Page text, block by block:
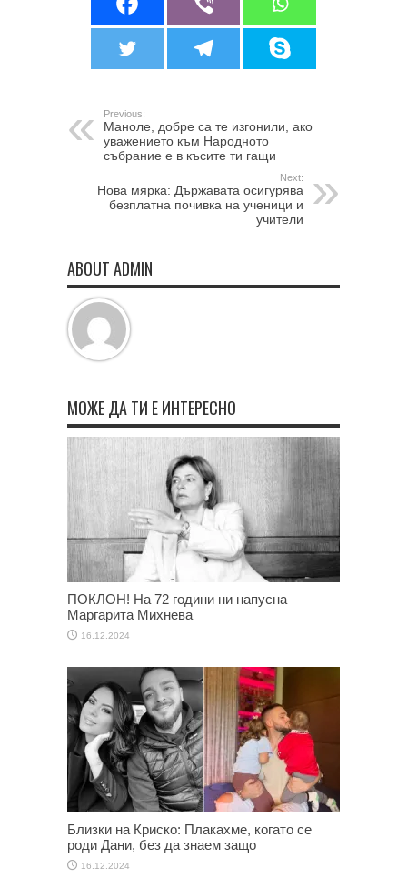
Previous:
Маноле, добре са те изгонили, ако
уважението към Народното
събрание е в късите ти гащи
Next:
Нова мярка: Държавата осигурява
безплатна почивка на ученици и
учители
ABOUT ADMIN
МОЖЕ ДА ТИ Е ИНТЕРЕСНО
ПОКЛОН! На 72 години ни напусна
Маргарита Михнева
16.12.2024
Близки на Криско: Плакахме, когато се
роди Дани, без да знаем защо
16.12.2024